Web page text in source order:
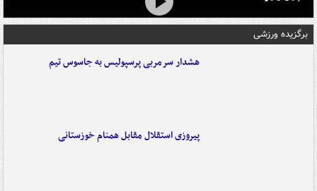
برگزیده ورزشی
هشدار سرمربی پرسپولیس به جاسوس تیم
پیروزی استقلال مقابل همنام خوزستانی